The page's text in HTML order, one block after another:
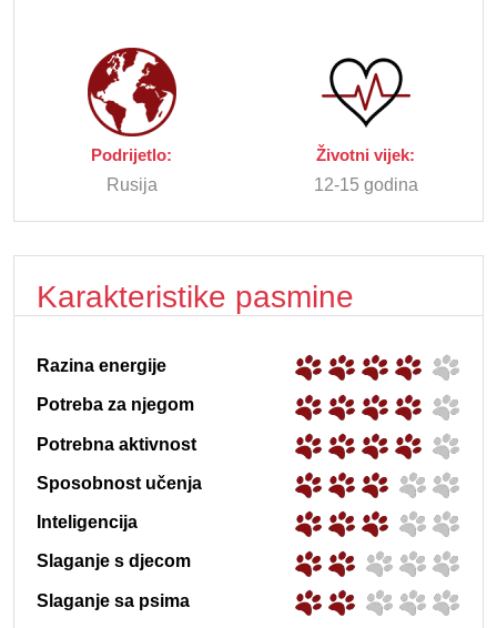
Podrijetlo:
Rusija
Životni vijek:
12-15 godina
Karakteristike pasmine
Razina energije
Potreba za njegom
Potrebna aktivnost
Sposobnost učenja
Inteligencija
Slaganje s djecom
Slaganje sa psima